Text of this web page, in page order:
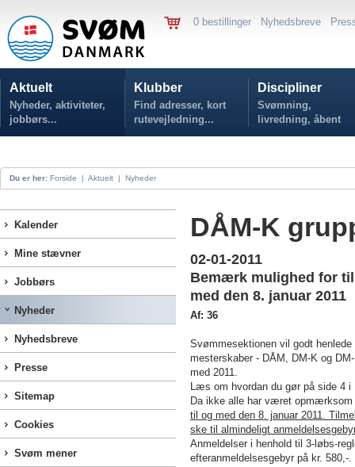
0 bestillinger Nyhedsbreve
Aktuelt
Nyheder, aktiviteter,
jobbørs...
Klubber
Find adresser, kort
rutevejledning...
Discipliner
Svømning,
livredning, åbent
vand...
Du er her: Forside | Aktuelt | Nyheder
Kalender
Mine stævner
Jobbørs
Nyheder
Nyhedsbreve
Presse
Sitemap
Cookies
Svøm mener
DÅM-K
02-01-2011
Bemærk mulighed for
med den 8. januar 2011
Af: 36
Svømmesektionen vil godt
mesterskaber - DÅM, DM-K og
med 2011.
Læs om hvordan du gør på side 4 i
Da ikke alle har været opmærksom
til og med den 8. januar 2011.
ske til almindeligt
Anmeldelser i henhold til 3-løbs-
efteranmeldelsesgebyr på kr. 580,-.